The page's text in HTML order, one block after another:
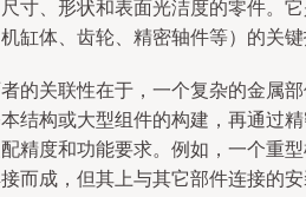
寸、形状和表面光洁度的零件。
缸体、齿轮、精密轴件等）的关键
的关联性在于，一个复杂的金属
结构或大型组件的构建，再通过
精度和功能要求。例如，一个重
而成，但其上与其它部件连接的